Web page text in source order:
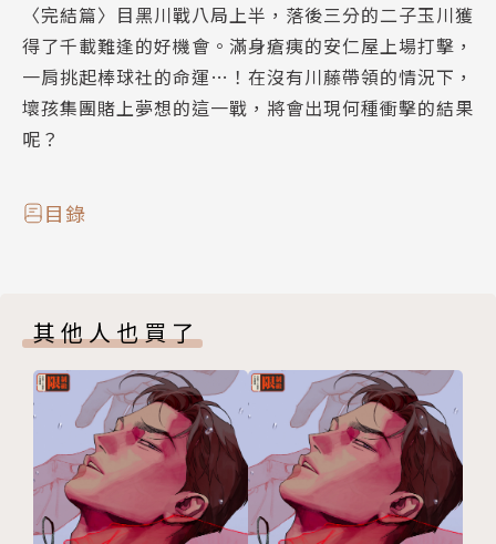
〈完結篇〉目黑川戰八局上半，落後三分的二子玉川獲
得了千載難逢的好機會。滿身瘡痍的安仁屋上場打擊，
一肩挑起棒球社的命運…！在沒有川藤帶領的情況下，
壞孩集團賭上夢想的這一戰，將會出現何種衝擊的結果
呢？
目錄
其他人也買了